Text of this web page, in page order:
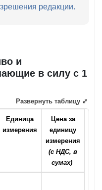
редакции.
и
в силу с 1
Единица
измерения
Цена за
единицу
измерения
(с НДС, в
сумах)
Развернуть таблицу ⤢